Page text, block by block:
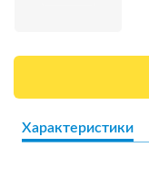
Характеристики